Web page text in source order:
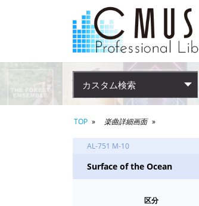
カスタム検索
TOP 楽曲詳細画面
AL-751 M-10
Surface of the Ocean
区分